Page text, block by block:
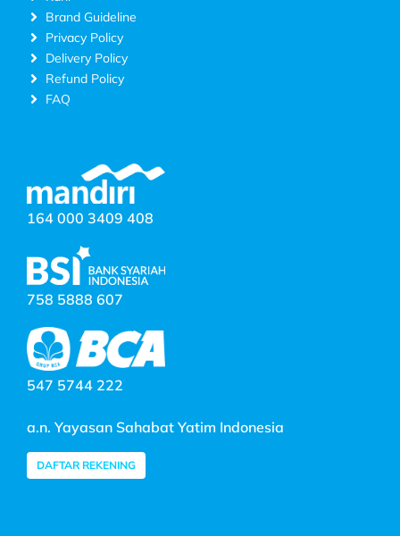
Brand Guideline
Privacy Policy
Delivery Policy
Refund Policy
FAQ
164 000 3409 408
758 5888 607
547 5744 222
a.n. Yayasan Sahabat Yatim Indonesia
DAFTAR REKENING